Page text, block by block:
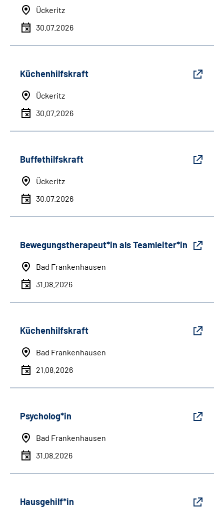
Ückeritz
30.07.2026
Küchenhilfskraft
Ückeritz
30.07.2026
Buffethilfskraft
Ückeritz
30.07.2026
Bewegungstherapeut*in als Teamleiter*in
Bad Frankenhausen
31.08.2026
Küchenhilfskraft
Bad Frankenhausen
21.08.2026
Psycholog*in
Bad Frankenhausen
31.08.2026
Hausgehilf*in